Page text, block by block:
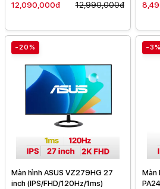
12,090,000đ 12,990,000đ
-20%
Màn hình ASUS VZ279HG 27
inch (IPS/FHD/120Hz/1ms)
-3%
Màn